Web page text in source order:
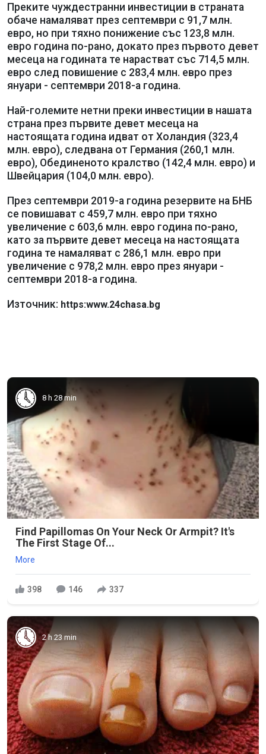
Преките чуждестранни инвестиции в страната
обаче намаляват през септември с 91,7 млн.
евро, но при тяхно понижение със 123,8 млн.
евро година по-рано, докато през първото девет
месеца на годината те нарастват със 714,5 млн.
евро след повишение с 283,4 млн. евро през
януари - септември 2018-а година.
Най-големите нетни преки инвестиции в нашата
страна през първите девет месеца на
настоящата година идват от Холандия (323,4
млн. евро), следвана от Германия (260,1 млн.
евро), Обединеното кралство (142,4 млн. евро) и
Швейцария (104,0 млн. евро).
През септември 2019-а година резервите на БНБ
се повишават с 459,7 млн. евро при тяхно
увеличение с 603,6 млн. евро година по-рано,
като за първите девет месеца на настоящата
година те намаляват с 286,1 млн. евро при
увеличение с 978,2 млн. евро през януари -
септември 2018-а година.
Източник: https:www.24chasa.bg
8 h 28 min
Find Papillomas On Your Neck Or Armpit? It's
The First Stage Of...
More
398 146 337
2 h 23 min